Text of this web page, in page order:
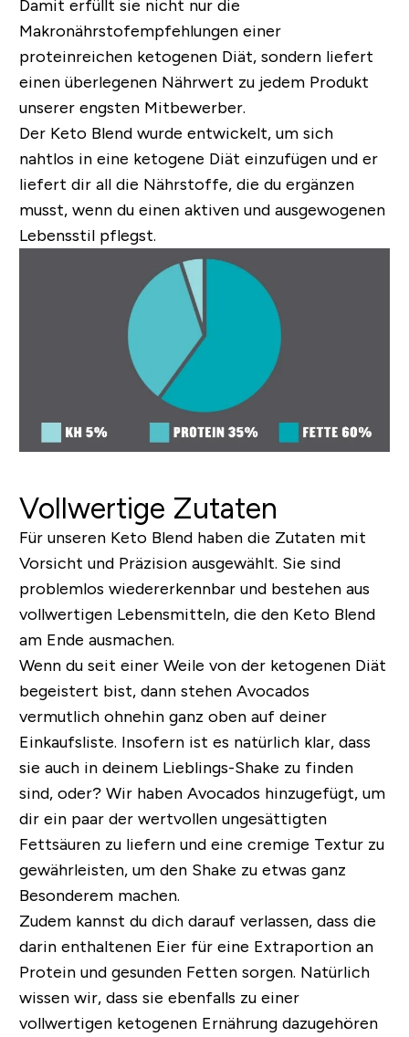
Damit erfüllt sie nicht nur die
Makronährstofempfehlungen einer
proteinreichen ketogenen Diät, sondern liefert
einen überlegenen Nährwert zu jedem Produkt
unserer engsten Mitbewerber.
Der Keto Blend wurde entwickelt, um sich
nahtlos in eine ketogene Diät einzufügen und er
liefert dir all die Nährstoffe, die du ergänzen
musst, wenn du einen aktiven und ausgewogenen
Lebensstil pflegst.
Vollwertige Zutaten
Für unseren Keto Blend haben die Zutaten mit
Vorsicht und Präzision ausgewählt. Sie sind
problemlos wiedererkennbar und bestehen aus
vollwertigen Lebensmitteln, die den Keto Blend
am Ende ausmachen.
Wenn du seit einer Weile von der ketogenen Diät
begeistert bist, dann stehen Avocados
vermutlich ohnehin ganz oben auf deiner
Einkaufsliste. Insofern ist es natürlich klar, dass
sie auch in deinem Lieblings-Shake zu finden
sind, oder? Wir haben Avocados hinzugefügt, um
dir ein paar der wertvollen ungesättigten
Fettsäuren zu liefern und eine cremige Textur zu
gewährleisten, um den Shake zu etwas ganz
Besonderem machen.
Zudem kannst du dich darauf verlassen, dass die
darin enthaltenen Eier für eine Extraportion an
Protein und gesunden Fetten sorgen. Natürlich
wissen wir, dass sie ebenfalls zu einer
vollwertigen ketogenen Ernährung dazugehören